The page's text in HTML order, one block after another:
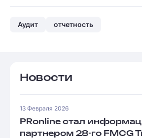
Аудит отчетность
Новости
13 Февраля 2026
PRonline стал
партнером 28-го FMCG